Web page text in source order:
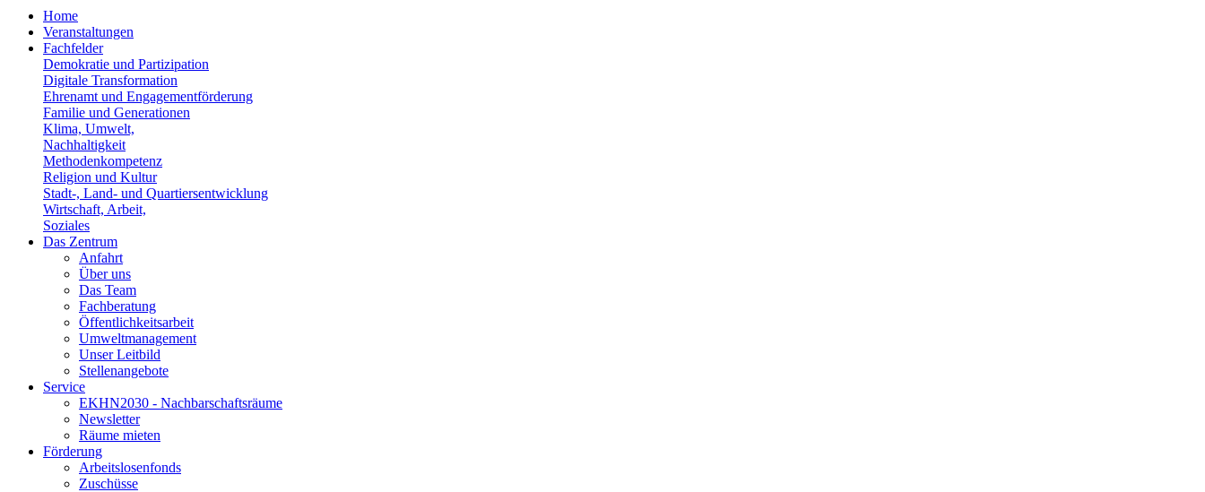
Home
Veranstaltungen
Fachfelder
Demokratie und Partizipation
Digitale Transformation
Ehrenamt und Engagementförderung
Familie und Generationen
Klima, Umwelt,
Nachhaltigkeit
Methodenkompetenz
Religion und Kultur
Stadt-, Land- und Quartiersentwicklung
Wirtschaft, Arbeit,
Soziales
Das Zentrum
Anfahrt
Über uns
Das Team
Fachberatung
Öffentlichkeitsarbeit
Umweltmanagement
Unser Leitbild
Stellenangebote
Service
EKHN2030 - Nachbarschaftsräume
Newsletter
Räume mieten
Förderung
Arbeitslosenfonds
Zuschüsse